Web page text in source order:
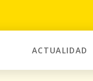
ACTUALIDAD